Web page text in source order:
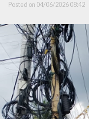
Posted on 04/06/2026 08:42